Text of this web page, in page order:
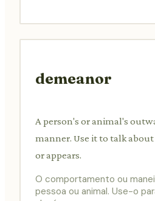
demeanor
A person's or animal's
manner. Use it to talk
or appears.
O comportamento ou
pessoa ou animal. Use-o